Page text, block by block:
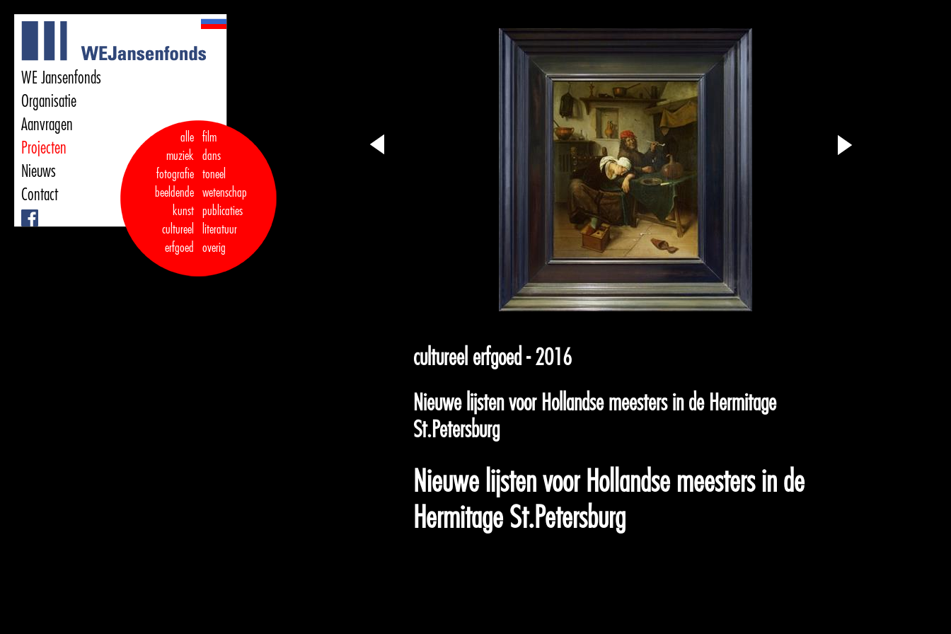
WE Jansenfonds
Organisatie
Aanvragen
Projecten
Nieuws
Contact
alle
muziek
fotografie
beeldende
kunst
cultureel
erfgoed
film
dans
toneel
wetenschap
publicaties
literatuur
overig
cultureel erfgoed - 2016
Nieuwe lijsten voor Hollandse meesters in de Hermitage
St.Petersburg
Nieuwe lijsten voor Hollandse meesters in de
Hermitage St.Petersburg